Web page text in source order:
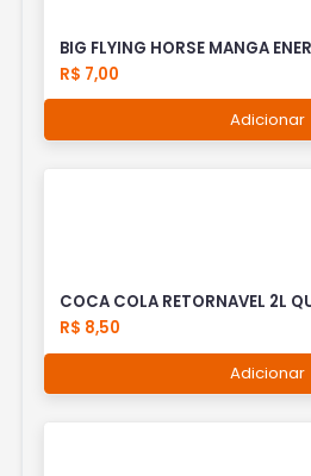
BIG FLYING HORSE MANGA
R$ 7,00
Adicionar
COCA COLA RETORNAVEL 2L
R$ 8,50
Adicionar